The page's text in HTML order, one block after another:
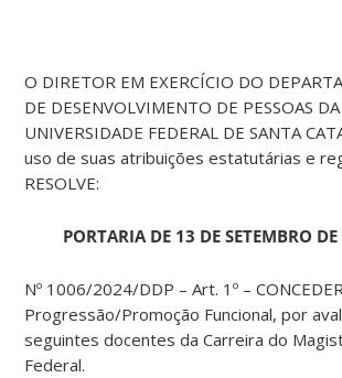
O DIRETOR EM EXERCÍCIO DO
DE DESENVOLVIMENTO DE PESSOAS DA
UNIVERSIDADE FEDERAL DE SANTA
uso de suas atribuições estatutárias e
RESOLVE:
PORTARIA DE 13 DE SETEMBRO
Nº 1006/2024/DDP – Art. 1º –
Progressão/Promoção Funcional, por
seguintes docentes da Carreira do
Federal.